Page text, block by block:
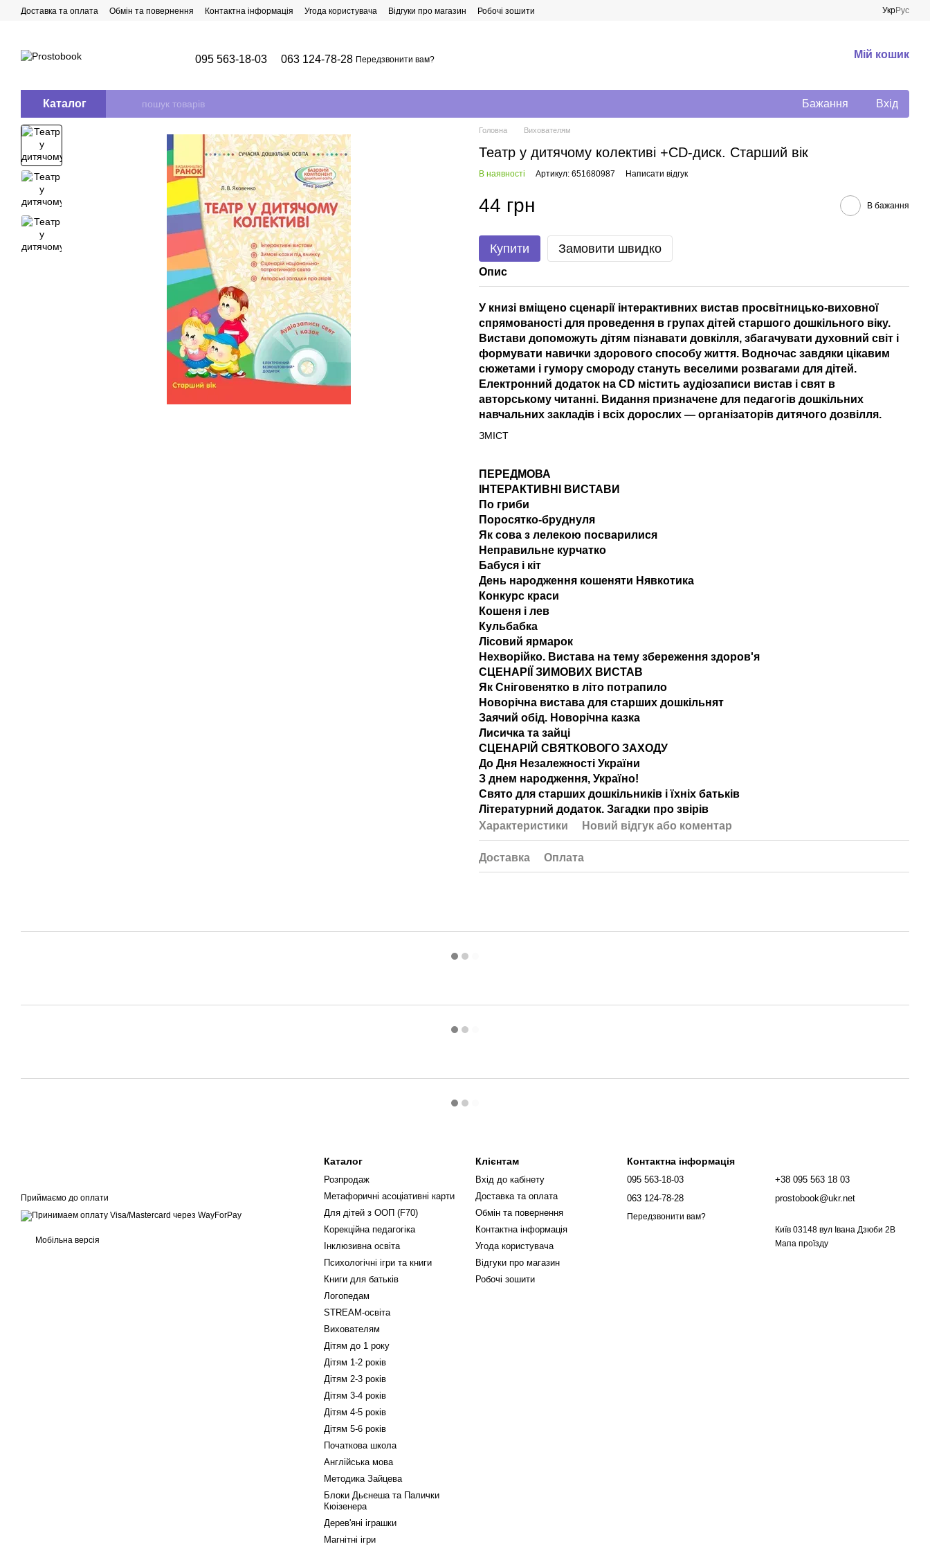
Перейти до основного контенту
Доставка та оплата Обмін та повернення Контактна інформація Угода користувача Відгуки про магазин Робочі зошити УкрРус
095 563-18-03 063 124-78-28 Передзвонити вам? Мій кошик
Каталог Бажання Вхід
Головна Вихователям
Театр у дитячому колективі +CD-диск. Старший вік
В наявності Артикул: 651680987 Написати відгук
44 грн В бажання
Купити Замовити швидко
Опис
У книзі вміщено сценарії інтерактивних вистав просвітницько-виховної
спрямованості для проведення в групах дітей старшого дошкільного віку.
Вистави допоможуть дітям пізнавати довкілля, збагачувати духовний світ і
формувати навички здорового способу життя. Водночас завдяки цікавим
сюжетами і гумору смороду стануть веселими розвагами для дітей.
Електронний додаток на CD містить аудіозаписи вистав і свят в
авторському читанні. Видання призначене для педагогів дошкільних
навчальних закладів і всіх дорослих — організаторів дитячого дозвілля.
ЗМІСТ
ПЕРЕДМОВА
ІНТЕРАКТИВНІ ВИСТАВИ
По гриби
Поросятко-бруднуля
Як сова з лелекою посварилися
Неправильне курчатко
Бабуся і кіт
День народження кошеняти Нявкотика
Конкурс краси
Кошеня і лев
Кульбабка
Лісовий ярмарок
Нехворійко. Вистава на тему збереження здоров'я
СЦЕНАРІЇ ЗИМОВИХ ВИСТАВ
Як Сніговенятко в літо потрапило
Новорічна вистава для старших дошкільнят
Заячий обід. Новорічна казка
Лисичка та зайці
СЦЕНАРІЙ СВЯТКОВОГО ЗАХОДУ
До Дня Незалежності України
З днем народження, Україно!
Свято для старших дошкільників і їхніх батьків
Літературний додаток. Загадки про звірів
Характеристики
Новий відгук або коментар
Доставка Оплата
Приймаємо до оплати
Мобільна версія
Каталог
Розпродаж
Метафоричні асоціативні карти
Для дітей з ООП (F70)
Корекційна педагогіка
Інклюзивна освіта
Психологічні ігри та книги
Книги для батьків
Логопедам
STREAM-освіта
Вихователям
Дітям до 1 року
Дітям 1-2 років
Дітям 2-3 років
Дітям 3-4 років
Дітям 4-5 років
Дітям 5-6 років
Початкова школа
Англійська мова
Методика Зайцева
Блоки Дьєнеша та Палички
Кюізенера
Дерев'яні іграшки
Магнітні ігри
Клієнтам
Вхід до кабінету
Доставка та оплата
Обмін та повернення
Контактна інформація
Угода користувача
Відгуки про магазин
Робочі зошити
Контактна інформація
095 563-18-03
063 124-78-28
Передзвонити вам?
+38 095 563 18 03
prostobook@ukr.net
Київ 03148 вул Івана Дзюби 2В
Мапа проїзду